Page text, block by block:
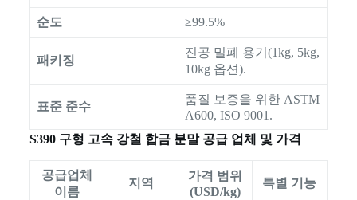
순도 ≥99.5%
패키징
진공 밀폐 용기(1kg, 5kg,
10kg 옵션).
표준 준수
품질 보증을 위한 ASTM
A600, ISO 9001.
S390 구형 고속 강철 합금 분말 공급 업체 및 가격
공급업체
이름
지역
가격 범위
(USD/kg)
특별 기능